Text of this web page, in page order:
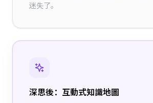
迷失了。
深思後：互動式知識地圖